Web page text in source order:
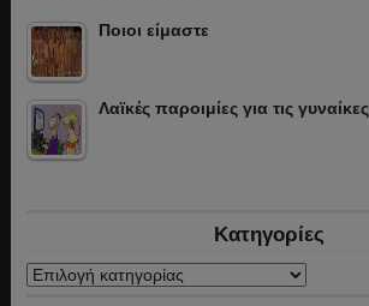
Ποιοι είμαστε
Λαϊκές παροιμίες για τις γυναίκες
Κατηγορίες
Κατηγορίες